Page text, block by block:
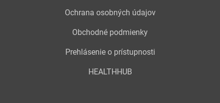
Ochrana osobných údajov
Obchodné podmienky
Prehlásenie o prístupnosti
HEALTHHUB